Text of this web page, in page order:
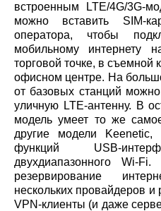
встроенным LTE/4G/3G-
можно вставить SIM-
оператора, чтобы
мобильному интернету
торговой точке, в съемной
офисном центре. На
от базовых станций
уличную LTE-антенну. В
модель умеет то же
другие модели Keenetic,
функций USB-
двухдиапазонного Wi-
резервирование
нескольких провайдеров и
VPN-клиенты (и даже